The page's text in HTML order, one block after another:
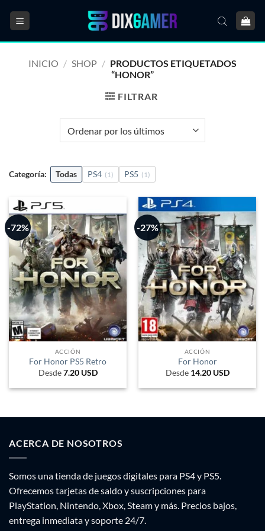
INICIO / SHOP / PRODUCTOS ETIQUETADOS
“HONOR”
FILTRAR
Categoría: Todas PS4 (1) PS5 (1)
-72%
ACCIÓN
For Honor PS5 Retro
Desde7.20 USD
-27%
ACCIÓN
For Honor
Desde 14.20 USD
ACERCA DE NOSOTROS
Somos una tienda de juegos digitales para PS4 y PS5.
Ofrecemos tarjetas de saldo y suscripciones para
PlayStation, Nintendo, Xbox, Steam y más. Precios bajos,
entrega inmediata y soporte 24/7.